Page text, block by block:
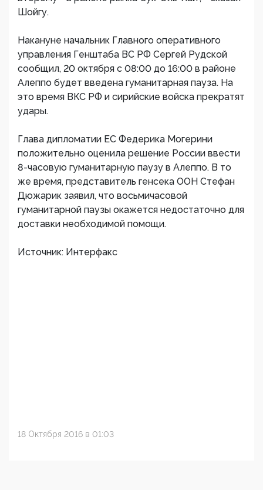
Шойгу.
Накануне начальник Главного оперативного
управления Генштаба ВС РФ Сергей Рудской
сообщил, 20 октября с 08:00 до 16:00 в районе
Алеппо будет введена гуманитарная пауза. На
это время ВКС РФ и сирийские войска прекратят
удары.
Глава дипломатии ЕС Федерика Могерини
положительно оценила решение России ввести
8-часовую гуманитарную паузу в Алеппо. В то
же время, представитель генсека ООН Стефан
Дюжарик заявил, что восьмичасовой
гуманитарной паузы окажется недостаточно для
доставки необходимой помощи.
Источник: Интерфакс
18 Октября 2016 в 01:03